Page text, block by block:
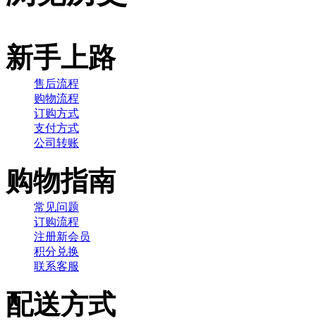
新手上路
售后流程
购物流程
订购方式
支付方式
公司转账
购物指南
常见问题
订购流程
注册新会员
积分兑换
联系客服
配送方式